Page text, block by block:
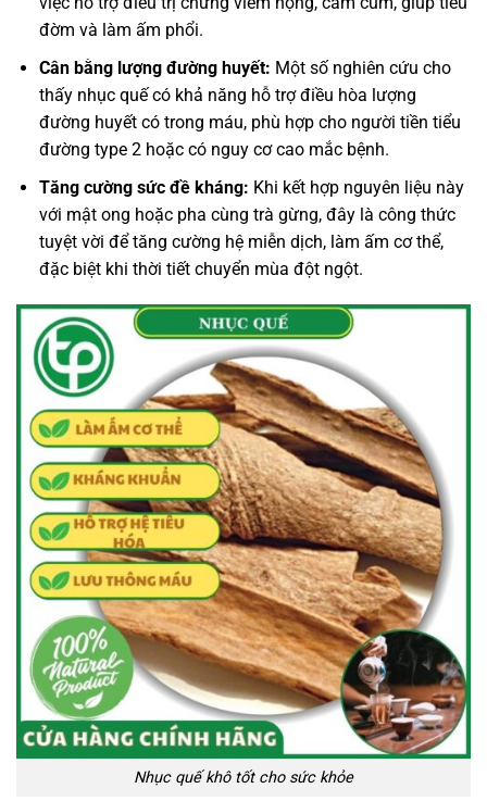
đờm và làm ấm phổi.
Cân bằng lượng đường huyết: Một số nghiên cứu cho
thấy nhục quế có khả năng hỗ trợ điều hòa lượng
đường huyết có trong máu, phù hợp cho người tiền tiểu
đường type 2 hoặc có nguy cơ cao mắc bệnh.
Tăng cường sức đề kháng: Khi kết hợp nguyên liệu này
với mật ong hoặc pha cùng trà gừng, đây là công thức
tuyệt vời để tăng cường hệ miễn dịch, làm ấm cơ thể,
đặc biệt khi thời tiết chuyển mùa đột ngột.
Nhục quế khô tốt cho sức khỏe